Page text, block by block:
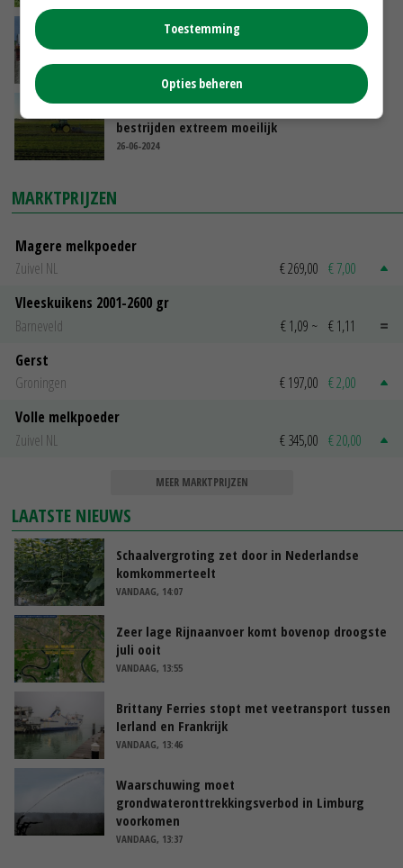
'De meeste robotwieders roeren niet in de
grond'
27-06-2024
Nat voorjaar maakt mechanisch onkruid
bestrijden extreem moeilijk
26-06-2024
MARKTPRIJZEN
Magere melkpoeder
Zuivel NL
€ 269,00 € 7,00
Vleeskuikens 2001-2600 gr
Barneveld
€ 1,09 ~ € 1,11
Gerst
Groningen
€ 197,00 € 2,00
Volle melkpoeder
Zuivel NL
€ 345,00 € 20,00
MEER MARKTPRIJZEN
LAATSTE NIEUWS
Schaalvergroting zet door in Nederlandse
komkommerteelt
VANDAAG, 14:07
Zeer lage Rijnaanvoer komt bovenop droogste
juli ooit
VANDAAG, 13:55
Brittany Ferries stopt met veetransport tussen
Ierland en Frankrijk
VANDAAG, 13:46
Waarschuwing moet
grondwateronttrekkingsverbod in Limburg
voorkomen
VANDAAG, 13:37
Toestemming
Opties beheren